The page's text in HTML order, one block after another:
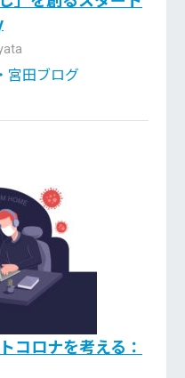
宮田ブログ
コロナを考える：